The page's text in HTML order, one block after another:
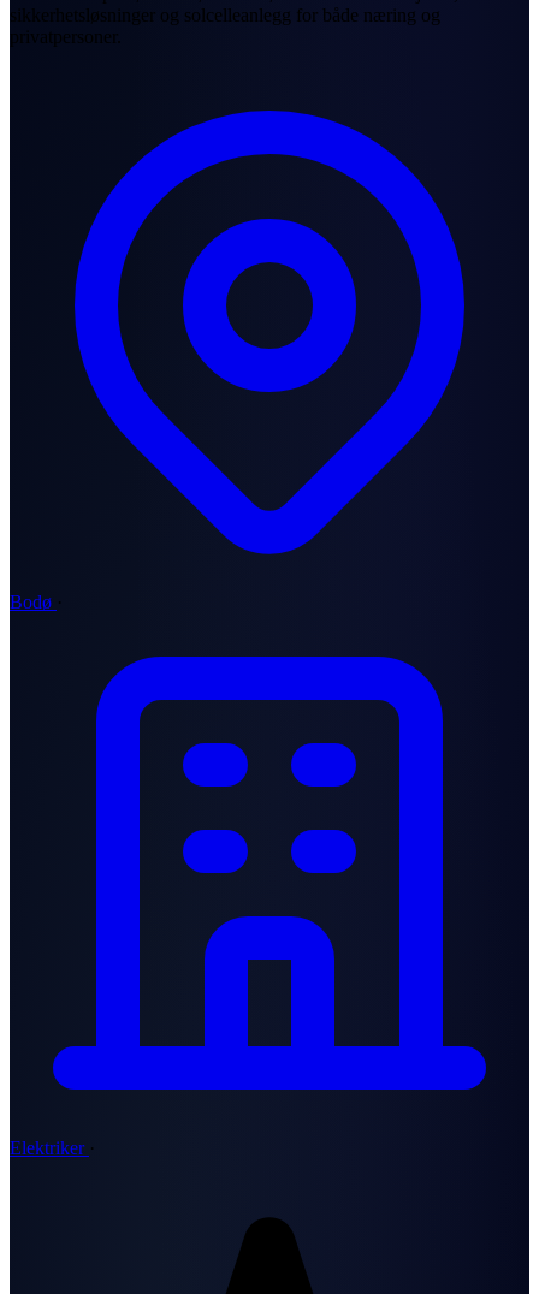
sikkerhetsløsninger og solcelleanlegg for både næring og
privatpersoner.
Bodø ·
Elektriker ·